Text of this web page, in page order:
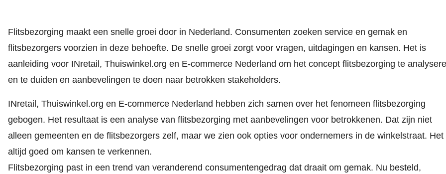
Flitsbezorging maakt een snelle groei door in Nederland. Consumenten zoeken service en gemak en
flitsbezorgers voorzien in deze behoefte. De snelle groei zorgt voor vragen, uitdagingen en kansen. Het is
aanleiding voor INretail, Thuiswinkel.org en E-commerce Nederland om het concept flitsbezorging te
en te duiden en aanbevelingen te doen naar betrokken stakeholders.
INretail, Thuiswinkel.org en E-commerce Nederland hebben zich samen over het fenomeen flitsbezorging
gebogen. Het resultaat is een analyse van flitsbezorging met aanbevelingen voor betrokkenen. Dat zijn niet
alleen gemeenten en de flitsbezorgers zelf, maar we zien ook opties voor ondernemers in de winkelstraat. Het
altijd goed om kansen te verkennen.
Flitsbezorging past in een trend van veranderend consumentengedrag dat draait om gemak. Nu besteld,